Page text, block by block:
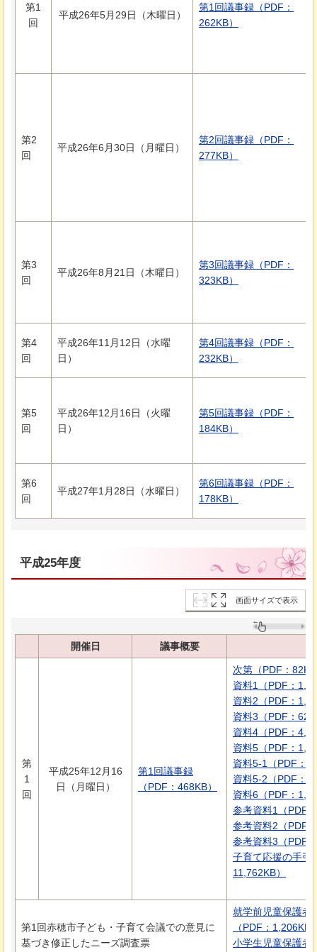
第1
回
平成26年5月29日（木曜日）
第1回議事録（PDF：
262KB）
第2
回
平成26年6月30日（月曜日）
第2回議事録（PDF：
277KB）
第3
回
平成26年8月21日（木曜日）
第3回議事録（PDF：
323KB）
第4
回
平成26年11月12日（水曜
日）
第4回議事録（PDF：
232KB）
第5
回
平成26年12月16日（火曜
日）
第5回議事録（PDF：
184KB）
第6
回
平成27年1月28日（水曜日）
第6回議事録（PDF：
178KB）
平成25年度
画面サイズで表示
開催日 議事概要
第
1
回
平成25年12月16
日（月曜日）
第1回議事録
（PDF：468KB）
次第（PDF：
資料1（PDF：
資料2（PDF：
資料3（PDF：
資料4（PDF：
資料5（PDF：
資料5-1（PDF：
資料5-2（PDF：
資料6（PDF：
参考資料1（PDF
参考資料2（PDF
参考資料3（PDF
子育て応援の手引
11,762KB）
第1回赤穂市子ども・子育て会議での意見に
基づき修正したニーズ調査票
就学前児童保護者
（PDF：1,206KB
小学生児童保護者